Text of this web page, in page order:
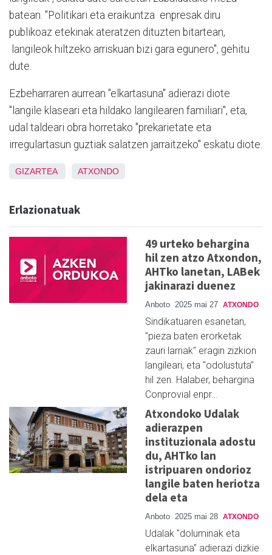
batean. "Politikari eta eraikuntza enpresak diru
publikoaz etekinak ateratzen dituzten bitartean,
langileok hiltzeko arriskuan bizi gara egunero", gehitu
dute.
Ezbeharraren aurrean "elkartasuna" adierazi diote
"langile klaseari eta hildako langilearen familiari", eta,
udal taldeari obra horretako "prekarietate eta
irregulartasun guztiak salatzen jarraitzeko" eskatu diote.
GIZARTEA ATXONDO
Erlazionatuak
49 urteko behargina
hil zen atzo Atxondon,
AHTko lanetan, LABek
jakinarazi duenez
Anboto 2025 mai 27 ATXONDO
Sindikatuaren esanetan,
"pieza baten erorketak
zauri larriak" eragin zizkion
langileari, eta "odolustuta"
hil zen. Halaber, behargina
Conprovial enpr…
Atxondoko Udalak
adierazpen
instituzionala adostu
du, AHTko lan
istripuaren ondorioz
langile baten heriotza
dela eta
Anboto 2025 mai 28 ATXONDO
Udalak "doluminak eta
elkartasuna" adierazi dizkie